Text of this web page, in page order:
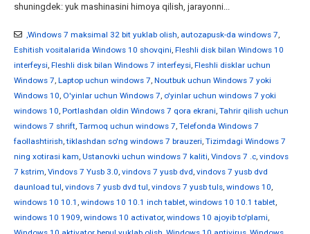
shuningdek: yuk mashinasini himoya qilish, jarayonni...
,Windows 7 maksimal 32 bit yuklab olish, autozapusk-da windows 7,
Eshitish vositalarida Windows 10 shovqini, Fleshli disk bilan Windows 10
interfeysi, Fleshli disk bilan Windows 7 interfeysi, Fleshli disklar uchun
Windows 7, Laptop uchun windows 7, Noutbuk uchun Windows 7 yoki
Windows 10, O'yinlar uchun Windows 7, o'yinlar uchun windows 7 yoki
windows 10, Portlashdan oldin Windows 7 qora ekrani, Tahrir qilish uchun
windows 7 shrift, Tarmoq uchun windows 7, Telefonda Windows 7
faollashtirish,tiklashdan so'ng windows 7 brauzeri, Tizimdagi Windows 7
ning xotirasi kam, Ustanovki uchun windows 7 kaliti, Vindovs 7 .c, vindovs
7 kstrim, Vindovs 7 Yusb 3.0, vindovs 7 yusb dvd, vindovs 7 yusb dvd
daunload tul, vindovs 7 yusb dvd tul, vindovs 7 yusb tuls, windows 10,
windows 10 10.1 , windows 10 10.1 inch tablet, windows 10 10.1 tablet,
windows 10 1909, windows 10 activator, windows 10 ajoyib to'plami,